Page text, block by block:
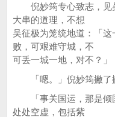
倪妙筠专心致志，见
大串的道理，不想
吴征极为笼统地道：「
败，可艰难守城，不
可丢一城一地，对不？」
「嗯。」倪妙筠撇了
「事关国运，那是倾
处处空虚，包括紫